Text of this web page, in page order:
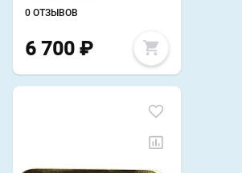
0 ОТЗЫВОВ
6 700 ₽